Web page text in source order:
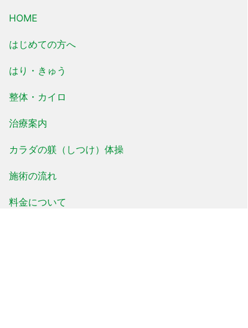
HOME
はじめての方へ
はり・きゅう
整体・カイロ
治療案内
カラダの躾（しつけ）体操
施術の流れ
料金について